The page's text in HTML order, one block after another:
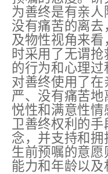
为善终是有亲人
没有痛苦的离
及物性视角来
时采用了无谓
的行为和心理
对善终使用了
严、没有痛苦
悦性和满意性
卫善终权利的
念，并支持和
生前预嘱的意愿
能力和年龄以及